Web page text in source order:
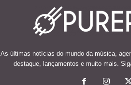
As últimas notícias do mundo da música,
destaque, lançamentos e muito mais.